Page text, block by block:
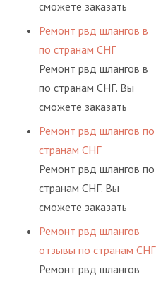
сможете заказать
сервис РВД на разовой
основе либо на
условиях
долговременного
комплексного
гидросистем Вашего
предприятия.
Ремонт рвд шлангов в
по странам СНГ
Ремонт рвд шлангов в
по странам СНГ. Вы
сможете заказать
сервис РВД на разовой
основе либо на
условиях
долговременного
комплексного
гидросистем Вашего
Ремонт рвд шлангов по
странам СНГ
Ремонт рвд шлангов по
странам СНГ. Вы
сможете заказать
сервис РВД на разовой
основе либо на
условиях
Ремонт рвд шлангов
отзывы по странам СНГ
Ремонт рвд шлангов